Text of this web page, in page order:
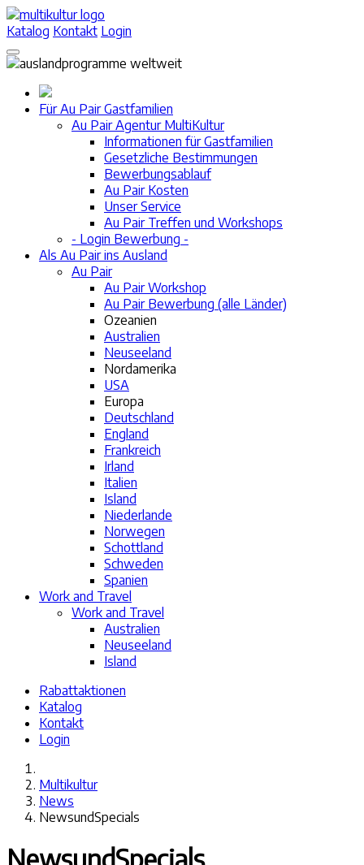
Katalog Kontakt Login
Für Au Pair Gastfamilien
Au Pair Agentur MultiKultur
Informationen für Gastfamilien
Gesetzliche Bestimmungen
Bewerbungsablauf
Au Pair Kosten
Unser Service
Au Pair Treffen und Workshops
- Login Bewerbung -
Als Au Pair ins Ausland
Au Pair
Au Pair Workshop
Au Pair Bewerbung (alle Länder)
Ozeanien
Australien
Neuseeland
Nordamerika
USA
Europa
Deutschland
England
Frankreich
Irland
Italien
Island
Niederlande
Norwegen
Schottland
Schweden
Spanien
Work and Travel
Work and Travel
Australien
Neuseeland
Island
Rabattaktionen
Katalog
Kontakt
Login
Multikultur
News
NewsundSpecials